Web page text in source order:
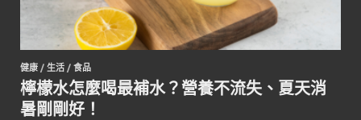
健康 / 生活 / 食品
檸檬水怎麼喝最補水？營養不流失、夏天消
暑剛剛好！